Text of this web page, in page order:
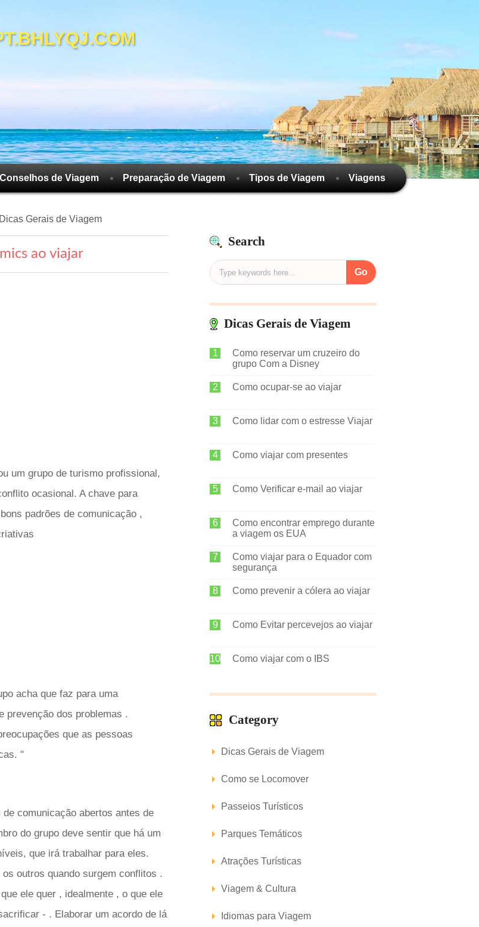
Conselhos de Viagem Preparação de Viagem Tipos de Viagem Viagens
Dicas Gerais de Viagem
ao viajar
um grupo de turismo profissional,
ocasional. A chave para
padrões de comunicação ,
acha que faz para uma
prevenção dos problemas .
que as pessoas
"
comunicação abertos antes de
do grupo deve sentir que há um
que irá trabalhar para eles.
outros quando surgem conflitos .
ele quer , idealmente , o que ele
- . Elaborar um acordo de lá
Search
Dicas Gerais de Viagem
Como reservar um cruzeiro do
grupo Com a Disney
Como ocupar-se ao viajar
Como lidar com o estresse Viajar
Como viajar com presentes
Como Verificar e-mail ao viajar
Como encontrar emprego durante
a viagem os EUA
Como viajar para o Equador com
segurança
Como prevenir a cólera ao viajar
Como Evitar percevejos ao viajar
Como viajar com o IBS
Category
Dicas Gerais de Viagem
Como se Locomover
Passeios Turísticos
Parques Temáticos
Atrações Turísticas
Viagem & Cultura
Idiomas para Viagem